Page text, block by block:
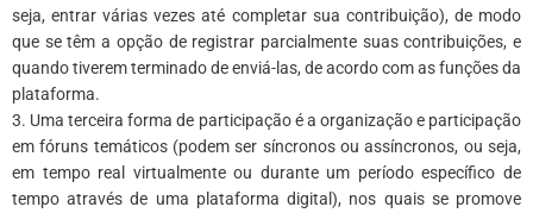
seja, entrar várias vezes até completar sua contribuição), de modo
que se têm a opção de registrar parcialmente suas contribuições, e
quando tiverem terminado de enviá-las, de acordo com as funções da
plataforma.
3. Uma terceira forma de participação é a organização e participação
em fóruns temáticos (podem ser síncronos ou assíncronos, ou seja,
em tempo real virtualmente ou durante um período específico de
tempo através de uma plataforma digital), nos quais se promove